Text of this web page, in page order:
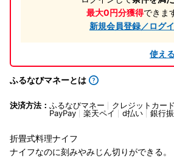
最大0円分獲得できま
新規会員登録／ログ
使え
ふるなびマネーとは
決済方法： ふるなびマネー クレジットカード
PayPay
楽天ペイ d払い 銀行
折畳式料理ナイフ
ナイフなのに刻みやみじん切りができる。